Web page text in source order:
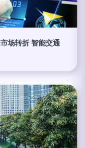
场转折 智能交通